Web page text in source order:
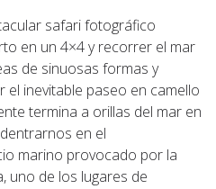
safari fotográfico
en un 4×4 y recorrer el mar
de sinuosas formas y
el inevitable paseo en camello
termina a orillas del mar en
en el
marino provocado por la
uno de los lugares de